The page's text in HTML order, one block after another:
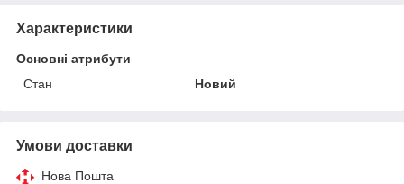
Характеристики
Основні атрибути
Стан
Новий
Умови доставки
Нова Пошта